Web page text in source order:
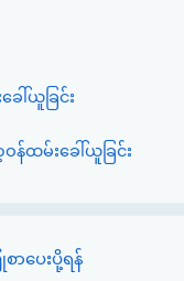
ေါ်ယူခြင်း
န်ထမ်းခေါ်ယူခြင်း
ာပေးပို့ရန်